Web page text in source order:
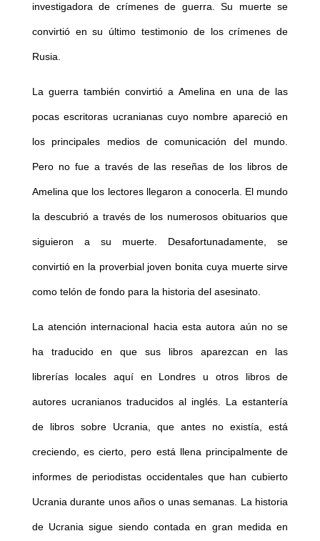
investigadora de crímenes de guerra. Su muerte se
convirtió en su último testimonio de los crímenes de
Rusia.
La guerra también convirtió a Amelina en una de las
pocas escritoras ucranianas cuyo nombre apareció en
los principales medios de comunicación del mundo.
Pero no fue a través de las reseñas de los libros de
Amelina que los lectores llegaron a conocerla. El mundo
la descubrió a través de los numerosos obituarios que
siguieron a su muerte. Desafortunadamente, se
convirtió en la proverbial joven bonita cuya muerte sirve
como telón de fondo para la historia del asesinato.
La atención internacional hacia esta autora aún no se
ha traducido en que sus libros aparezcan en las
librerías locales aquí en Londres u otros libros de
autores ucranianos traducidos al inglés. La estantería
de libros sobre Ucrania, que antes no existía, está
creciendo, es cierto, pero está llena principalmente de
informes de periodistas occidentales que han cubierto
Ucrania durante unos años o unas semanas. La historia
de Ucrania sigue siendo contada en gran medida en